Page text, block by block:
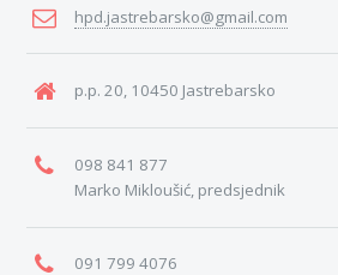
hpd.jastrebarsko@gmail.com
p.p. 20, 10450 Jastrebarsko
098 841 877
Marko Mikloušić, predsjednik
091 799 4076